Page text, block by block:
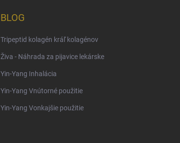
BLOG
Tripeptid kolagén kráľ kolagénov
Živa - Náhrada za pijavice lekárske
Yin-Yang Inhalácia
Yin-Yang Vnútorné použitie
Yin-Yang Vonkajšie použitie